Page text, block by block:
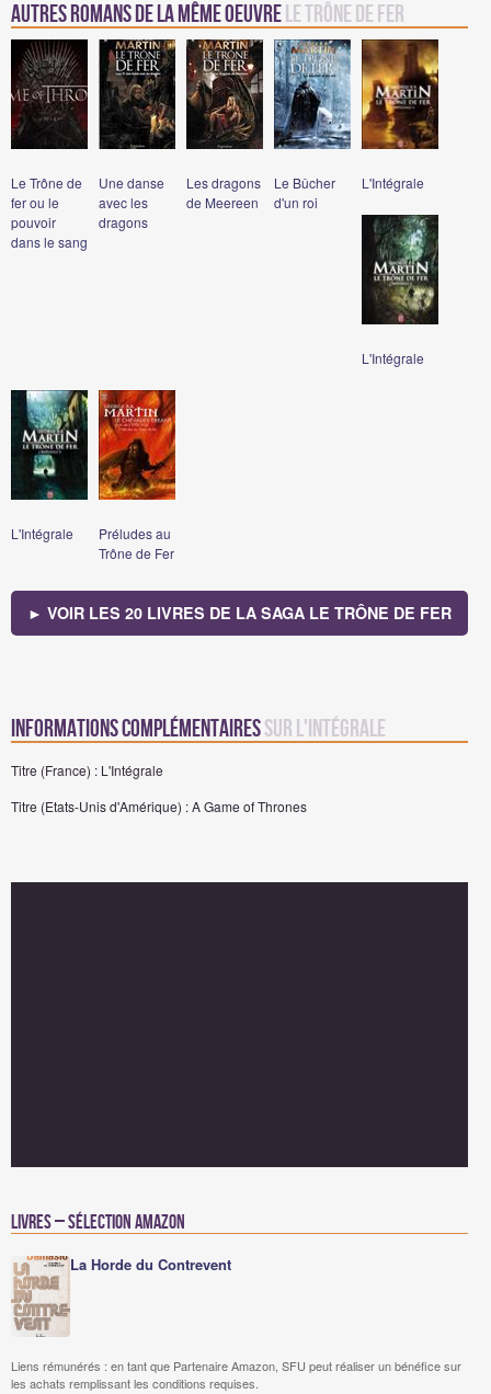
Autres romans de la même oeuvreLe Trône de Fer
Le Trône de
fer ou le
pouvoir
dans le sang
Une danse
avec les
dragons
Les dragons
de Meereen
Le Bûcher
d'un roi
L'Intégrale
L'Intégrale
L'Intégrale
Préludes au
Trône de Fer
► VOIR LES 20 LIVRES DE LA SAGA LE TRÔNE DE FER
Informations complémentairessur L'Intégrale
Titre (France) : L'Intégrale
Titre (Etats-Unis d'Amérique) : A Game of Thrones
Livres – Sélection Amazon
La Horde du Contrevent
Liens rémunérés : en tant que Partenaire Amazon, SFU peut réaliser un bénéfice sur
les achats remplissant les conditions requises.